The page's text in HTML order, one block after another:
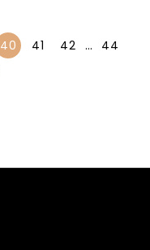
40 41 42 … 44